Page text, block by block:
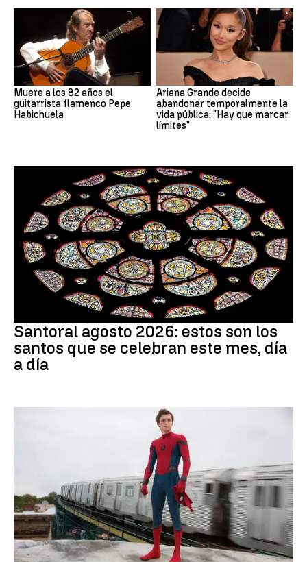
Muere a los 82 años el
guitarrista flamenco Pepe
Habichuela
Ariana Grande decide
abandonar temporalmente la
vida pública: "Hay que marcar
límites"
Santoral agosto 2026: estos son los
santos que se celebran este mes, día
a día
Cine